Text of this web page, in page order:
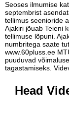
Seoses ilmumise
septembrist
tellimus seenioride
Ajakiri jõuab Teieni
tellimuse lõpuni.
numbritega saate
www.60pluss.ee
puuduvad
tagastamiseks.
Head